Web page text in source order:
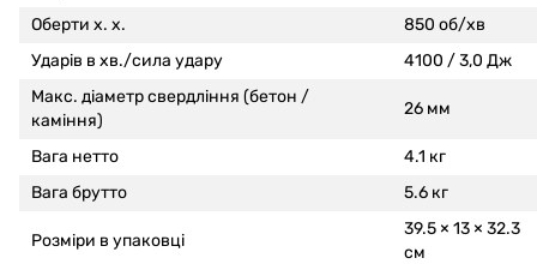
Оберти х. х.
850 об/хв
Ударів в хв./сила удару
4100 / 3,0 Дж
Макс. діаметр свердління (бетон /
каміння)
26 мм
Вага нетто
4.1 кг
Вага брутто
5.6 кг
Розміри в упаковці
39.5 × 13 × 32.3
см